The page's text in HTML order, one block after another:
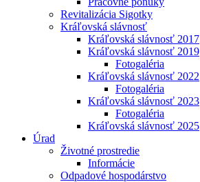
Revitalizácia Sigotky
Kráľovská slávnosť
Kráľovská slávnosť 2017
Kráľovská slávnosť 2019
Fotogaléria
Kráľovská slávnosť 2022
Fotogaléria
Kráľovská slávnosť 2023
Fotogaléria
Kráľovská slávnosť 2025
Úrad
Životné prostredie
Informácie
Odpadové hospodárstvo